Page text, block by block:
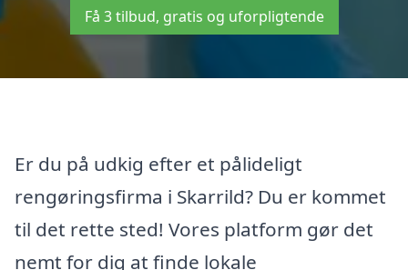
Få 3 tilbud, gratis og uforpligtende
Er du på udkig efter et pålideligt
rengøringsfirma i Skarrild? Du er kommet
til det rette sted! Vores platform gør det
nemt for dig at finde lokale